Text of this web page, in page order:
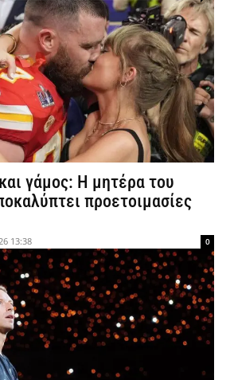
γάμος: Η μητέρα του
προετοιμασίες
13:38 0